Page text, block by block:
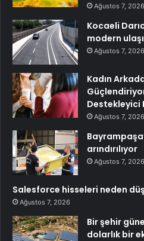
Ağustos 7, 2026
Kocaeli
modern
Ağustos 7, 2026
Kadın
Destekleyici
Ağustos 7, 2026
arındırılıyor
Ağustos 7, 2026
Salesforce hisseleri neden
Ağustos 7, 2026
Bir şehir
dolarlık bir